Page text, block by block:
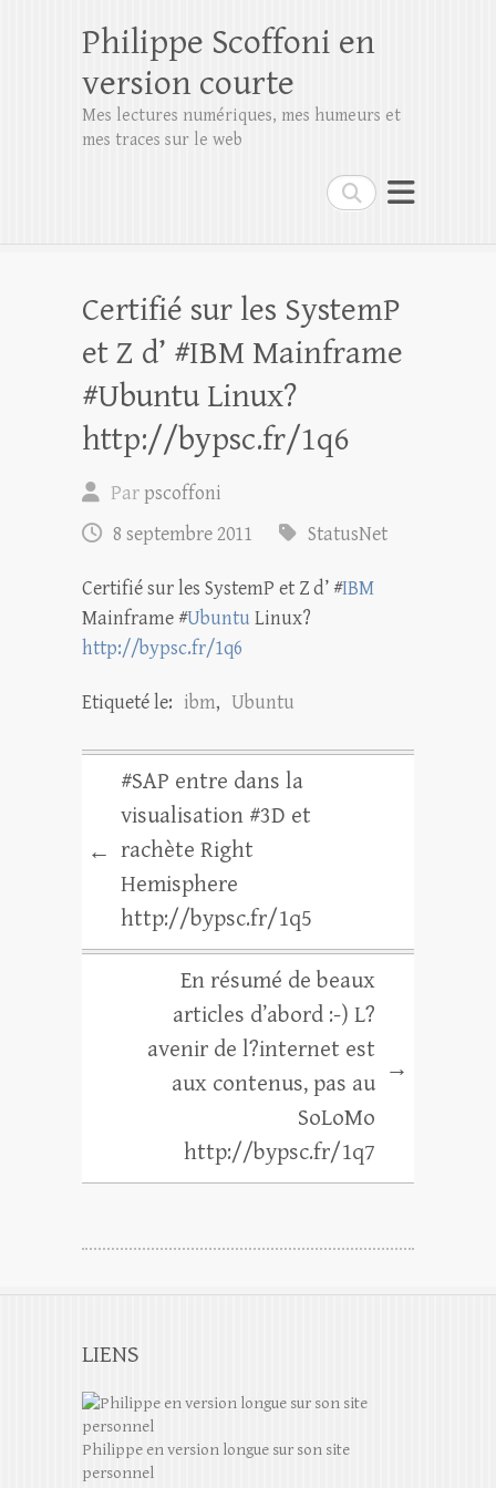
Rechercher
Philippe Scoffoni en
version courte
Mes lectures numériques, mes humeurs et
mes traces sur le web
Certifié sur les SystemP
et Z d’ #IBM Mainframe
#Ubuntu Linux?
http://bypsc.fr/1q6
Par pscoffoni
8 septembre 2011
StatusNet
Certifié sur les SystemP et Z d’ #IBM
Mainframe #Ubuntu Linux?
http://bypsc.fr/1q6
Etiqueté le: ibm, Ubuntu
←
#SAP entre dans la
visualisation #3D et
rachète Right
Hemisphere
http://bypsc.fr/1q5
En résumé de beaux
articles d’abord :-) L?
avenir de l?internet est
aux contenus, pas au
SoLoMo
http://bypsc.fr/1q7
→
LIENS
Philippe en version longue sur son site
personnel